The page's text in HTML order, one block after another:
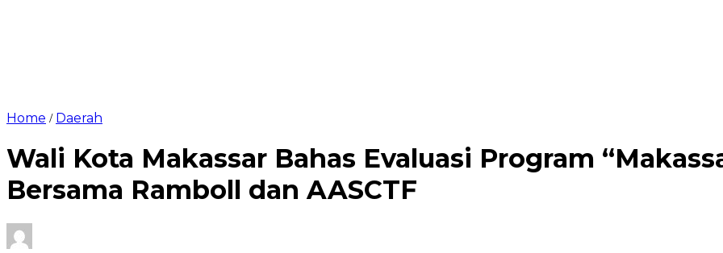
Home / Daerah
Wali Kota Makassar Bahas Evaluasi Program
Bersama Ramboll dan AASCTF